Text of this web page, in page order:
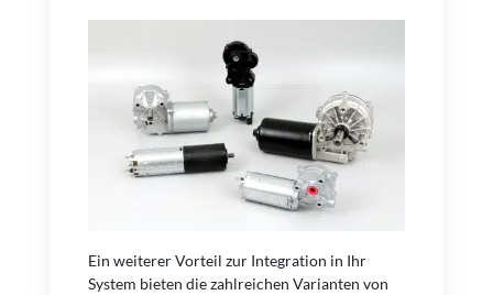
Ein weiterer Vorteil zur Integration in Ihr
System bieten die zahlreichen Varianten von